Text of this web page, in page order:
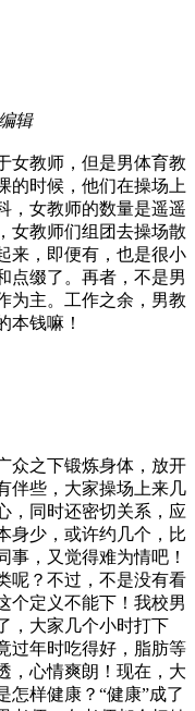
辑
女教师，但是男体育教
的时候，他们在操场上
，女教师的数量是遥遥
女教师们组团去操场散
来，即便有，也是很小
点缀了。再者，不是男
为主。工作之余，男教
本钱嘛！
众之下锻炼身体，放开
伴些，大家操场上来几
，同时还密切关系，应
身少，或许约几个，比
事，又觉得难为情吧！
呢？不过，不是没有看
个定义不能下！我校男
，大家几个小时打下
过年时吃得好，脂肪等
，心情爽朗！现在，大
怎样健康？“健康”成了